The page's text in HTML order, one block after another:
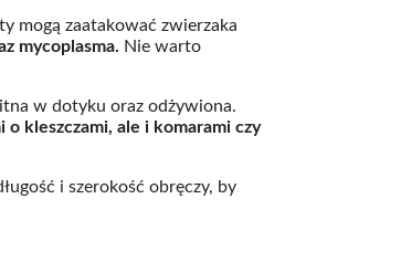
mogą zaatakować zwierzaka
mycoplasma. Nie warto
w dotyku oraz odżywiona.
kleszczami, ale i komarami czy
i szerokość obręczy, by